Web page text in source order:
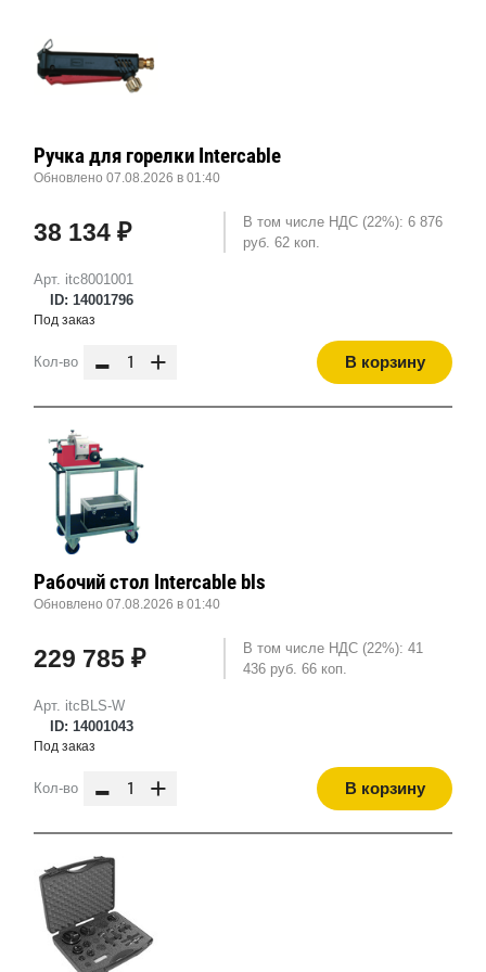
Арт. itc8001001
ID: 14001796
Ручка для горелки Intercable
Обновлено 07.08.2026 в 01:40
38 134 ₽
В том числе НДС (22%): 6 876
руб. 62 коп.
Под заказ
Кол-во - + В корзину
Арт. itcBLS-W
ID: 14001043
Рабочий стол Intercable bls
Обновлено 07.08.2026 в 01:40
229 785 ₽
В том числе НДС (22%): 41
436 руб. 66 коп.
Под заказ
Кол-во - + В корзину